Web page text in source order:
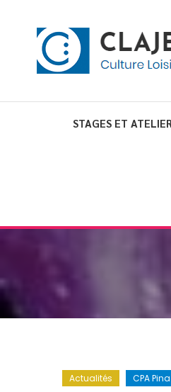
Claje
STAGES ET
Actualités CPA